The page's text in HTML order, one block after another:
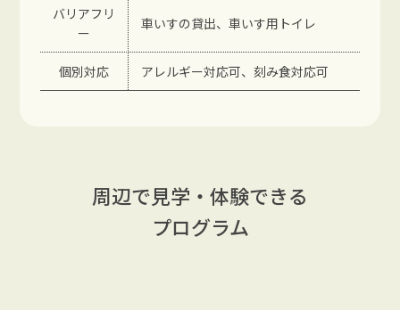
バリアフリ
ー
車いすの貸出、車いす用トイレ
個別対応 アレルギー対応可、刻み食対応可
周辺で見学・体験できる
プログラム